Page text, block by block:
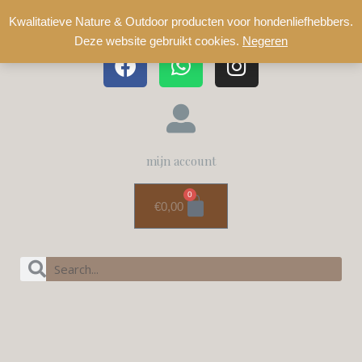
Kwalitatieve Nature & Outdoor producten voor hondenliefhebbers.
Deze website gebruikt cookies. Negeren
mijn account
€0,00
0